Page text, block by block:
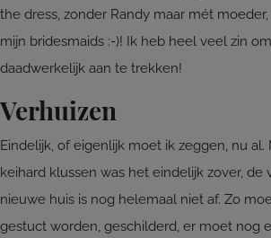
the dress, zonder Randy maar mét
mijn bridesmaids :-)! Ik heb heel veel zin
daadwerkelijk aan te trekken!
Verhuizen
Eindelijk, of eigenlijk moet ik zeggen, nu al.
keihard klussen was het eindelijk zover, de
nieuwe huis is nog helemaal niet af. Zo
gestuct worden, geschilderd, er moet nog